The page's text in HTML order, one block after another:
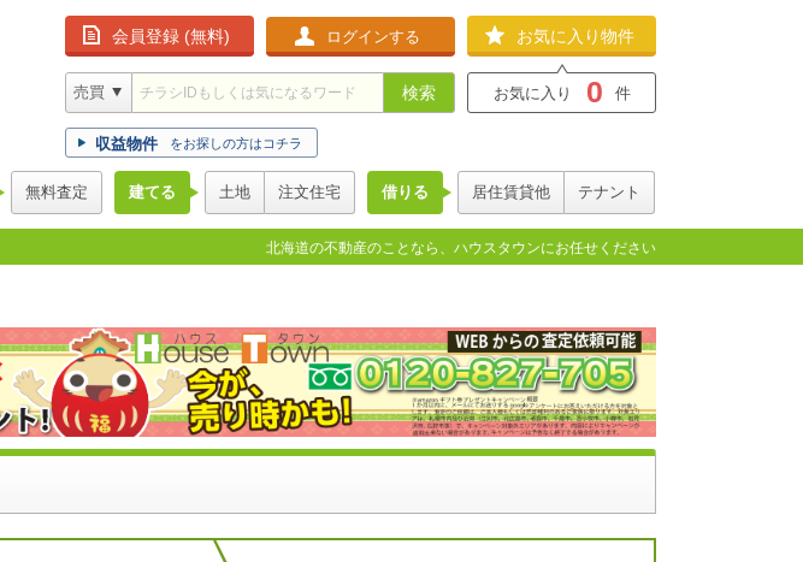
会員登録 (無料) ログインする お気に入り物件
お気に入り 0 件
検索
収益物件 をお探しの方はコチラ
無料査定 建てる 土地 注文住宅 借りる 居住賃貸他 テナント
北海道の不動産のことなら、ハウスタウンにお任せください